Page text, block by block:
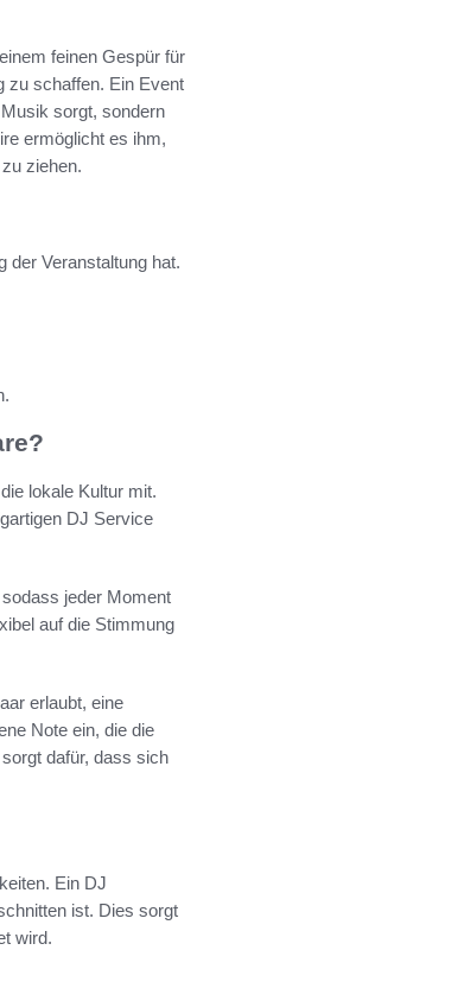
feinen Gespür für
zu schaffen. Ein Event
sorgt, sondern
ermöglicht es ihm,
ziehen.
der Veranstaltung hat.
lokale Kultur mit.
DJ Service
jeder Moment
auf die Stimmung
erlaubt, eine
Note ein, die die
dafür, dass sich
Ein DJ
ist. Dies sorgt
wird.